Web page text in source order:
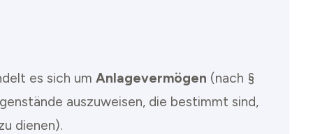
es sich um Anlagevermögen (nach §
auszuweisen, die bestimmt sind,
dienen).